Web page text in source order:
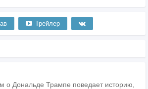
Трейлер
о Дональде Трампе поведает историю,